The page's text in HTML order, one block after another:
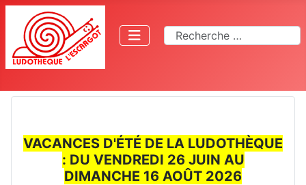
VACANCES D'ÉTÉ DE LA LUDOTHÈQUE
: DU VENDREDI 26 JUIN AU
DIMANCHE 16 AOÛT 2026